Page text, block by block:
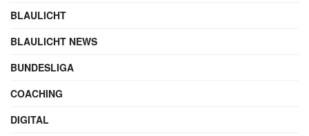
BLAULICHT
BLAULICHT NEWS
BUNDESLIGA
COACHING
DIGITAL